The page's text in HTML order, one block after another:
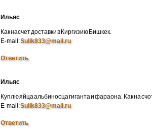
Ильяс
Как насчет доставки в Киргизию Бишкек.
E-mail:Sulik833@mail.ru
Ответить
Ильяс
Куплю яйца альбиносца гиганта и фараона. Как на
E-mail:Sulik833@mail.ru
Ответить